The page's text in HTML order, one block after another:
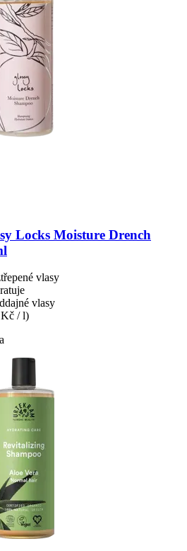
Locks Moisture Drench
vlasy
vlasy
/ l)